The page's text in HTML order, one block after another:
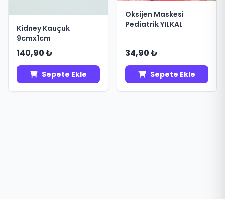
Kidney Kauçuk
9cmx1cm
140,90 ₺
Sepete Ekle
Oksijen Maskesi
Pediatrik YILKAL
34,90 ₺
Sepete Ekle